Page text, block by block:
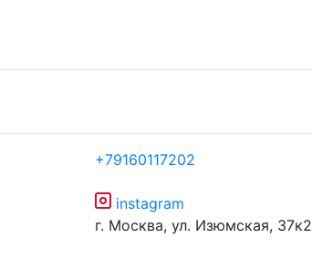
+79160117202
instagram
г. Москва, ул. Изюмская, 37к2